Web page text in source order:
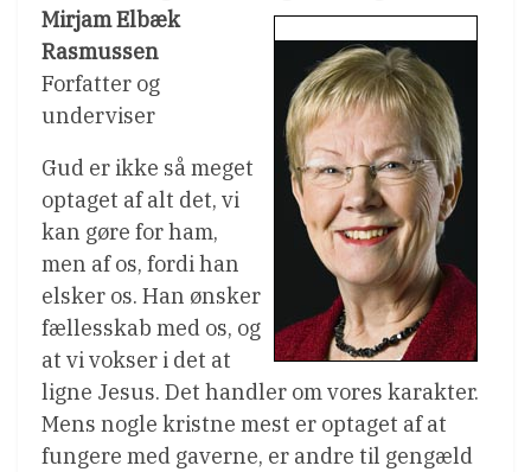
Mirjam Elbæk
Rasmussen
Forfatter og
underviser
Gud er ikke så meget
optaget af alt det, vi
kan gøre for ham,
men af os, fordi han
elsker os. Han ønsker
fællesskab med os, og
at vi vokser i det at
ligne Jesus. Det handler om vores karakter.
Mens nogle kristne mest er optaget af at
fungere med gaverne, er andre til gengæld